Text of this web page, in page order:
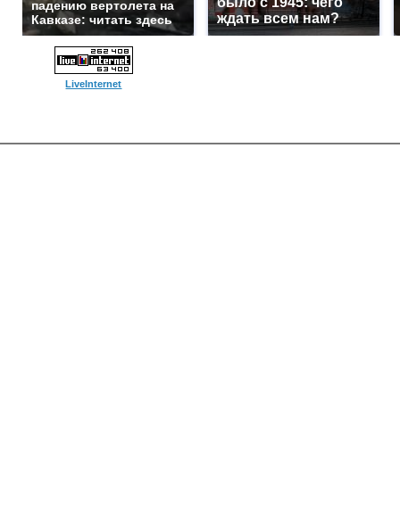
падению вертолета на
Кавказе: читать здесь
ждать всем нам?
LiveInternet